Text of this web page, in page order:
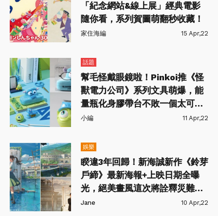
「紀念網站&線上展」經典電影
隨你看，系列賀圖萌翻秒收藏！
家住海編 15 Apr,22
話題
幫毛怪戴眼鏡啦！Pinkoi推《怪
獸電力公司》系列文具萌爆，能
量瓶化身膠帶台不敗一個太可惜
～
小編 11 Apr,22
娛樂
睽違3年回歸！新海誠新作《鈴芽
戶締》最新海報+上映日期全曝
光，絕美畫風這次將詮釋災難故
事？！
Jane 10 Apr,22